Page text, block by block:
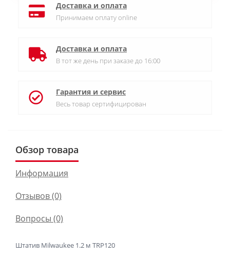
Доставка и оплата
Принимаем оплату online
Доставка и оплата
В тот же день при заказе до 16:00
Гарантия и сервис
Весь товар сертифицирован
Обзор товара
Информация
Отзывов (0)
Вопросы (0)
Штатив Milwaukee 1.2 м TRP120